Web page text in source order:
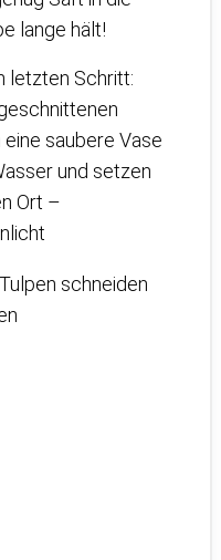
lange hält!
letzten Schritt:
saubere Vase
und setzen
Ort –